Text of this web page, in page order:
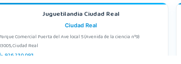
Juguetilandia Ciudad Real
Ciudad Real
Parque Comercial Puerta del Ave local 5 (Avenida de la ciencia nº9)
Ciudad Real
926 230 093